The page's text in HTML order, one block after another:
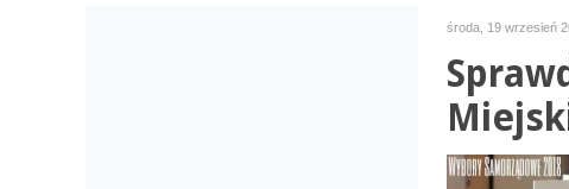
środa, 19 wrzesień